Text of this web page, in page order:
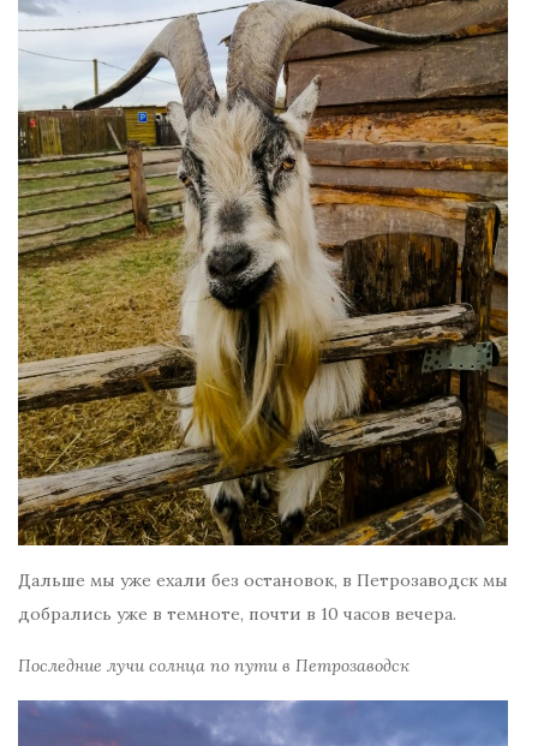
Дальше мы уже ехали без остановок, в Петрозаводск мы
добрались уже в темноте, почти в 10 часов вечера.
Последние лучи солнца по пути в Петрозаводск